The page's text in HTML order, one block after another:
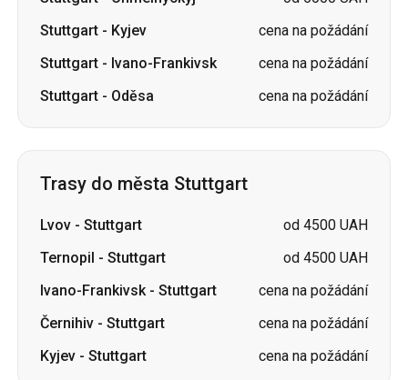
Trasy do města Stuttgart
Lvov-Stuttgart
od 4500 UAH
Ivano-Frankivsk-Stuttgart
Černihiv-Stuttgart
cena na požádání
Kyjev-Stuttgart cena na požádání
SlovenskoOděsa → Charkov Dnipro → Umaň Ukrajina
Charkov → KyjevGdaňsk